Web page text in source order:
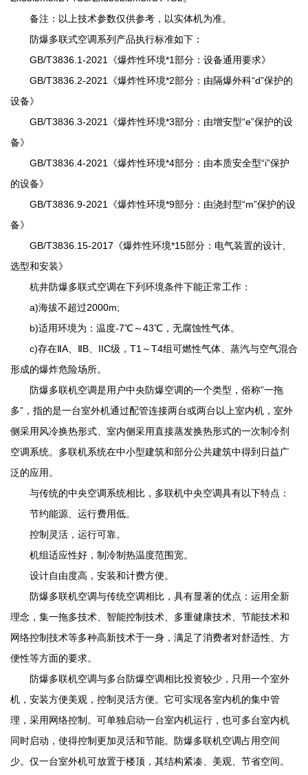
备注：以上技术参数仅供参考，以实体机为准。
防爆多联式空调系列产品执行标准如下：
GB/T3836.1-2021《爆炸性环境*1部分：设备通用要求》
GB/T3836.2-2021《爆炸性环境*2部分：由隔爆外科“d”保护的
设备》
GB/T3836.3-2021《爆炸性环境*3部分：由增安型“e”保护的设
备》
GB/T3836.4-2021《爆炸性环境*4部分：由本质安全型“i”保护
的设备》
GB/T3836.9-2021《爆炸性环境*9部分：由浇封型“m”保护的设
备》
GB/T3836.15-2017《爆炸性环境*15部分：电气装置的设计、
选型和安装》
杭井防爆多联式空调在下列环境条件下能正常工作：
a)海拔不超过2000m;
b)适用环境为：温度-7℃～43℃，无腐蚀性气体。
c)存在ⅡA、ⅡB、IIC级，T1～T4组可燃性气体、蒸汽与空气混合
形成的爆炸危险场所。
防爆多联机空调是用户中央防爆空调的一个类型，俗称”一拖
多”，指的是一台室外机通过配管连接两台或两台以上室内机，室外
侧采用风冷换热形式、室内侧采用直接蒸发换热形式的一次制冷剂
空调系统。多联机系统在中小型建筑和部分公共建筑中得到日益广
泛的应用。
与传统的中央空调系统相比，多联机中央空调具有以下特点：
节约能源、运行费用低。
控制灵活，运行可靠。
机组适应性好，制冷制热温度范围宽。
设计自由度高，安装和计费方便。
防爆多联机空调与传统空调相比，具有显著的优点：运用全新
理念，集一拖多技术、智能控制技术、多重健康技术、节能技术和
网络控制技术等多种高新技术于一身，满足了消费者对舒适性、方
便性等方面的要求。
防爆多联机空调与多台防爆空调相比投资较少，只用一个室外
机，安装方便美观，控制灵活方便。它可实现各室内机的集中管
理，采用网络控制。可单独启动一台室内机运行，也可多台室内机
同时启动，使得控制更加灵活和节能。防爆多联机空调占用空间
少。仅一台室外机可放置于楼顶，其结构紧凑、美观、节省空间。